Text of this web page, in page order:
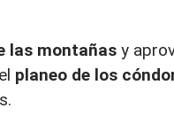
las montañas y
planeo de los